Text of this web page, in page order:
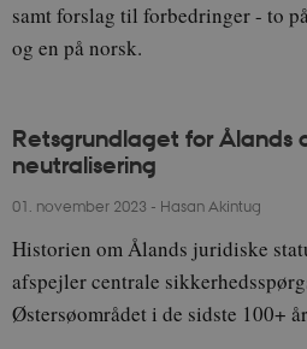
samt forslag til forbedringer - to
og en på norsk.
Retsgrundlaget for Ålands
neutralisering
01. november 2023 - Hasan Akintug
Historien om Ålands juridiske
afspejler centrale
Østersøområdet i de sidste 100+